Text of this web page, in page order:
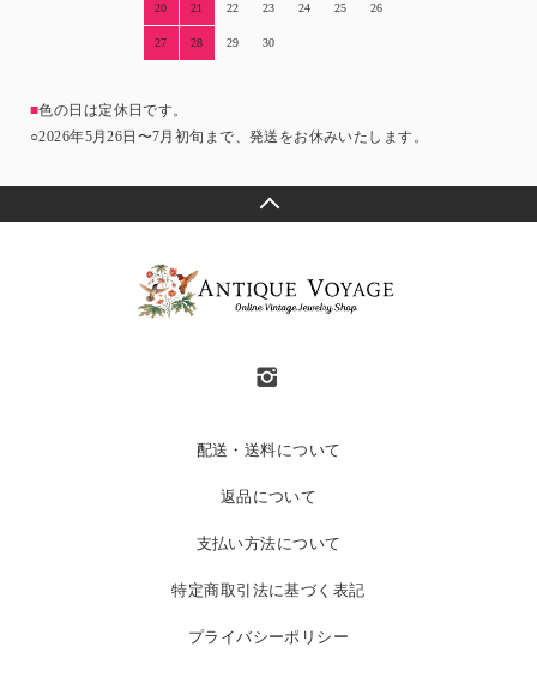
20 21 22 23 24 25 26
27 28 29 30
■色の日は定休日です。
○2026年5月26日〜7月初旬まで、発送をお休みいたします。
配送・送料について
返品について
支払い方法について
特定商取引法に基づく表記
プライバシーポリシー